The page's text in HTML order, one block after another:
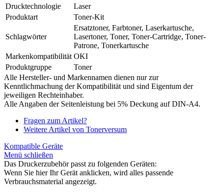
Drucktechnologie
Laser
Produktart
Toner-Kit
Schlagwörter
Ersatztoner, Farbtoner, Laserkartusche,
Lasertoner, Toner, Toner-Cartridge, Toner-
Patrone, Tonerkartusche
Markenkompatibilität OKI
Produktgruppe
Toner
Alle Hersteller- und Markennamen dienen nur zur
Kenntlichmachung der Kompatibilität und sind Eigentum der
jeweiligen Rechteinhaber.
Alle Angaben der Seitenleistung bei 5% Deckung auf DIN-A4.
Fragen zum Artikel?
Weitere Artikel von Tonerversum
Kompatible Geräte
Menü schließen
Das Druckerzubehör passt zu folgenden Geräten:
Wenn Sie hier Ihr Gerät anklicken, wird alles passende
Verbrauchsmaterial angezeigt.